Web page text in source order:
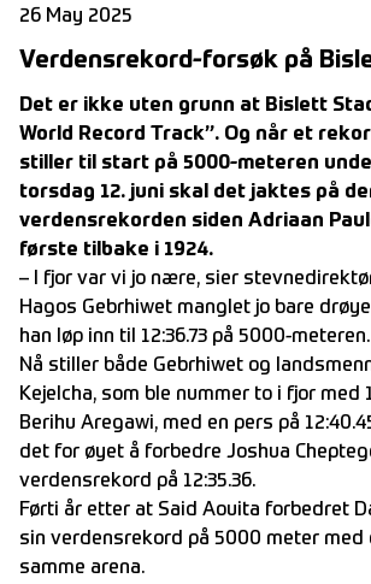
26 May 2025
Verdensrekord-forsøk på
Det er ikke uten grunn at Bislett
World Record Track”. Og når et
stiller til start på 5000-meteren
torsdag 12. juni skal det jaktes på
verdensrekorden siden Adriaan
første tilbake i 1924.
– I fjor var vi jo nære, sier
Hagos Gebrhiwet manglet jo bare
han løp inn til 12:36.73 på 5000-meteren.
Nå stiller både Gebrhiwet og
Kejelcha, som ble nummer to i fjor med
Berihu Aregawi, med en pers på
det for øyet å forbedre Joshua
verdensrekord på 12:35.36.
Førti år etter at Said Aouita forbedret
sin verdensrekord på 5000 meter med
samme arena.